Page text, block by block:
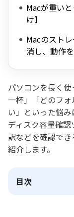
Macが重い
け】
Macのスト
消し、動作
パソコンを長く
一杯」「どのフ
い」といった悩
ディスク容量確
訳などを確認で
紹介します。
目次